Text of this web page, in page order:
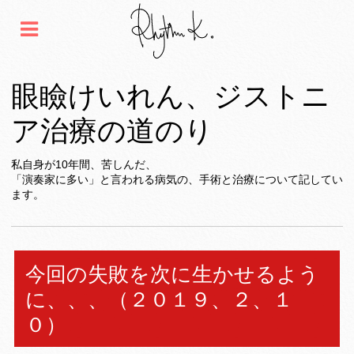
眼瞼けいれん、ジストニ
ア治療の道のり
私自身が10年間、苦しんだ、
「演奏家に多い」と言われる病気の、手術と治療について記してい
ます。
今回の失敗を次に生かせるよう
に、、、（２０１９、２、１
０）